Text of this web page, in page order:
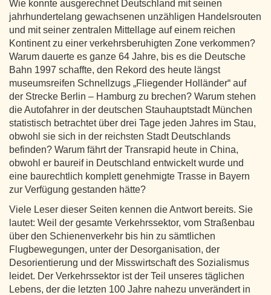
Wie konnte ausgerechnet Deutschland mit seinen
jahrhundertelang gewachsenen unzähligen Handelsrouten
und mit seiner zentralen Mittellage auf einem reichen
Kontinent zu einer verkehrsberuhigten Zone verkommen?
Warum dauerte es ganze 64 Jahre, bis es die Deutsche
Bahn 1997 schaffte, den Rekord des heute längst
museumsreifen Schnellzugs „Fliegender Holländer“ auf
der Strecke Berlin – Hamburg zu brechen? Warum stehen
die Autofahrer in der deutschen Stauhauptstadt München
statistisch betrachtet über drei Tage jeden Jahres im Stau,
obwohl sie sich in der reichsten Stadt Deutschlands
befinden? Warum fährt der Transrapid heute in China,
obwohl er baureif in Deutschland entwickelt wurde und
eine baurechtlich komplett genehmigte Trasse in Bayern
zur Verfügung gestanden hätte?
Viele Leser dieser Seiten kennen die Antwort bereits. Sie
lautet: Weil der gesamte Verkehrssektor, vom Straßenbau
über den Schienenverkehr bis hin zu sämtlichen
Flugbewegungen, unter der Desorganisation, der
Desorientierung und der Misswirtschaft des Sozialismus
leidet. Der Verkehrssektor ist der Teil unseres täglichen
Lebens, der die letzten 100 Jahre nahezu unverändert in